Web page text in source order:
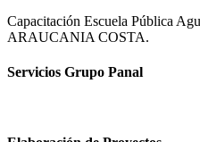
Capacitación Escuela Pública
ARAUCANIA COSTA.
Servicios Grupo Panal